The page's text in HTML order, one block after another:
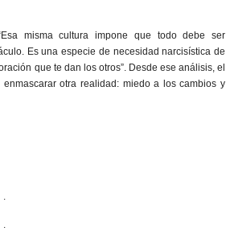
misma cultura impone que todo debe ser
Es una especie de necesidad narcisística de
que te dan los otros”. Desde ese análisis, el
otra realidad: miedo a los cambios y
.
.